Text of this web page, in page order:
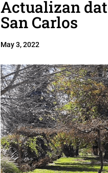
Actualizan
San Carlos
May 3, 2022